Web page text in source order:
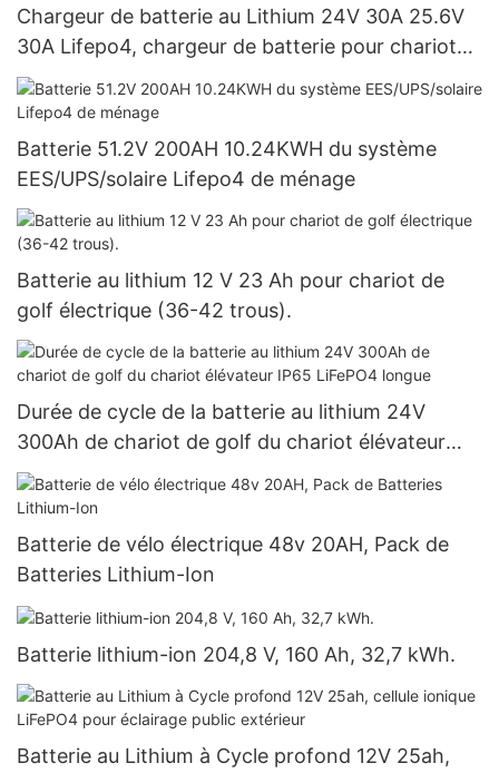
Chargeur de batterie au Lithium 24V 30A 25.6V
30A Lifepo4, chargeur de batterie pour chariot
de golf
Batterie 51.2V 200AH 10.24KWH du système
EES/UPS/solaire Lifepo4 de ménage
Batterie au lithium 12 V 23 Ah pour chariot de
golf électrique (36-42 trous).
Durée de cycle de la batterie au lithium 24V
300Ah de chariot de golf du chariot élévateur
IP65 LiFePO4 longue
Batterie de vélo électrique 48v 20AH, Pack de
Batteries Lithium-Ion
Batterie lithium-ion 204,8 V, 160 Ah, 32,7 kWh.
Batterie au Lithium à Cycle profond 12V 25ah,